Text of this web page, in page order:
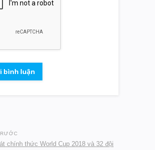
chính thức World Cup 2018 và 32 đội